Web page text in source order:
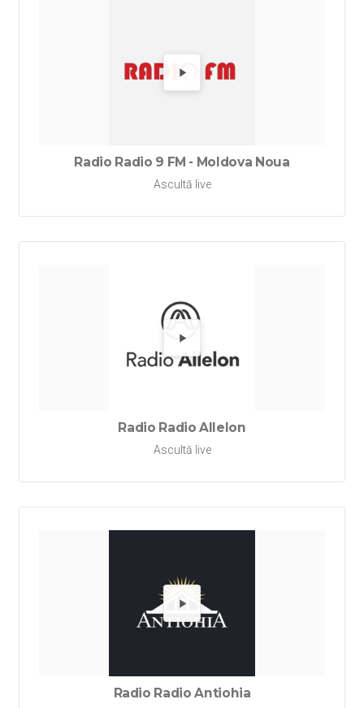
Redă
Radio Radio 9 FM - Moldova Noua
Ascultă live
Redă
Radio Radio Allelon
Ascultă live
Redă
Radio Radio Antiohia